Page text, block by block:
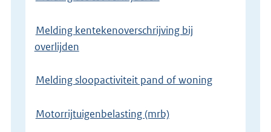
Melding kentekenoverschrijving bij
overlijden
Melding sloopactiviteit pand of woning
Motorrijtuigenbelasting (mrb)